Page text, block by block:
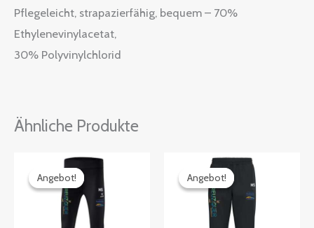
Pflegeleicht, strapazierfähig, bequem – 70%
Ethylenevinylacetat,
30% Polyvinylchlorid
Ähnliche Produkte
Angebot!
Angebot!
Preisspanne:
39,59€
bis
42,29€
Angebot!
Angebot!
Preisspanne:
31,49€
bis
34,19€